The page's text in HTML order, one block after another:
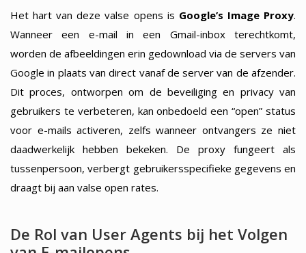
Het hart van deze valse opens is Google’s Image Proxy.
Wanneer een e-mail in een Gmail-inbox terechtkomt,
worden de afbeeldingen erin gedownload via de servers van
Google in plaats van direct vanaf de server van de afzender.
Dit proces, ontworpen om de beveiliging en privacy van
gebruikers te verbeteren, kan onbedoeld een “open” status
voor e-mails activeren, zelfs wanneer ontvangers ze niet
daadwerkelijk hebben bekeken. De proxy fungeert als
tussenpersoon, verbergt gebruikersspecifieke gegevens en
draagt bij aan valse open rates.
De Rol van User Agents bij het Volgen